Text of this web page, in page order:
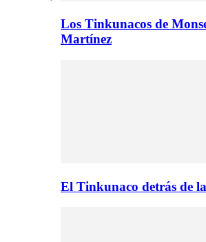
Los Tinkunacos de
Martínez
El Tinkunaco detrás de